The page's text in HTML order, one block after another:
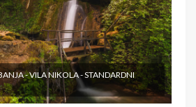
- VILA NIKOLA - STANDARDNI